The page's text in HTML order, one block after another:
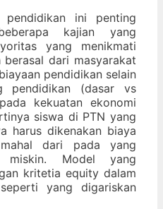
pendidikan ini penting
kajian yang
yang menikmati
dari masyarakat
pendidikan selain
pendidikan (dasar vs
kekuatan ekonomi
siswa di PTN yang
harus dikenakan biaya
dari pada yang
miskin. Model yang
kritetia equity dalam
yang digariskan